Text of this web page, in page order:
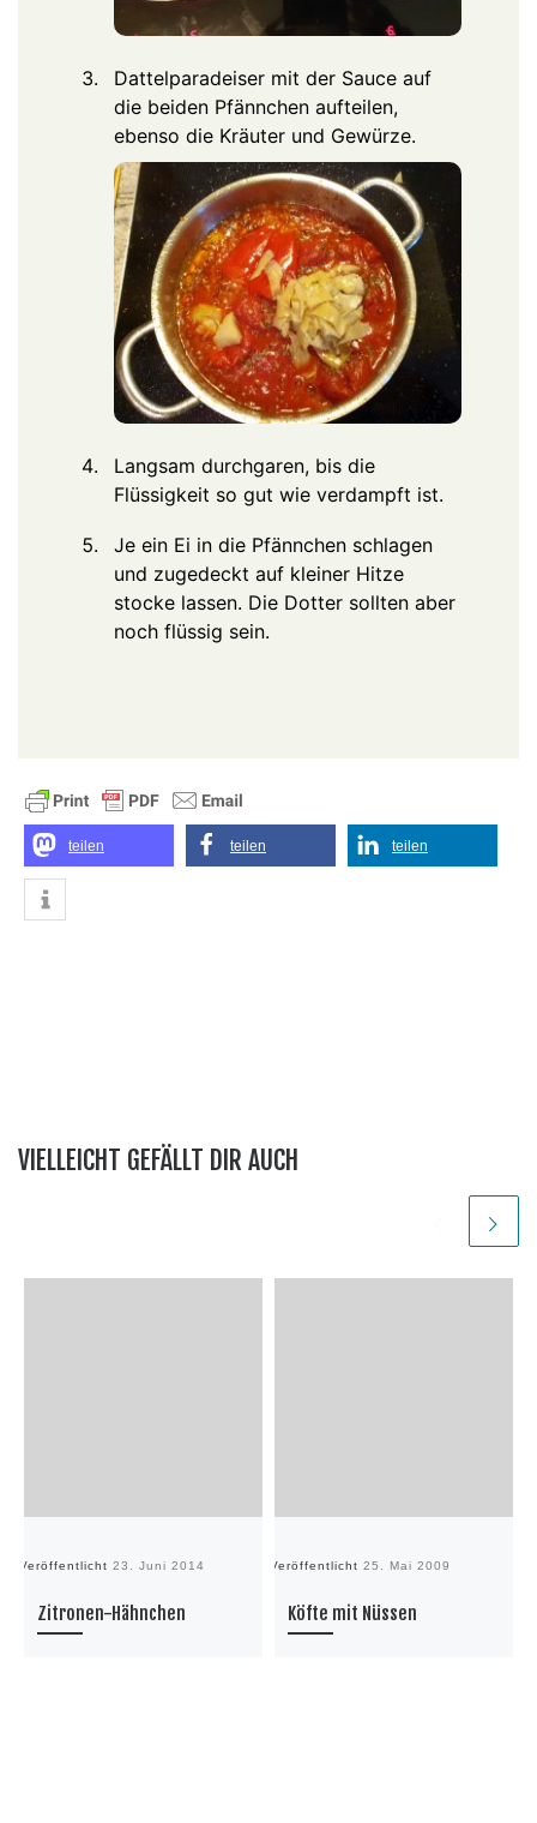
Dattelparadeiser mit der Sauce auf
die beiden Pfännchen aufteilen,
ebenso die Kräuter und Gewürze.
Langsam durchgaren, bis die
Flüssigkeit so gut wie verdampft ist.
Je ein Ei in die Pfännchen schlagen
und zugedeckt auf kleiner Hitze
stocke lassen. Die Dotter sollten aber
noch flüssig sein.
teilen teilen teilen
VIELLEICHT GEFÄLLT DIR AUCH
Veröffentlicht 23. Juni 2014
Zitronen-Hähnchen
Veröffentlicht 25. Mai 2009
Köfte mit Nüssen